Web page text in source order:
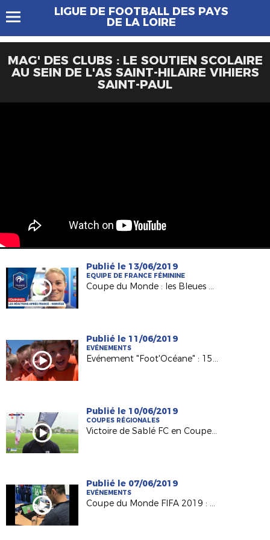
LIGUE DE FOOTBALL DES PAYS
DE LA LOIRE
MAG' DES CLUBS : LE SOUTIEN SCOLAIRE
AU SEIN DE L'AS SAINT-HILAIRE VIHIERS
SAINT-PAUL
Publié le 13/06/2019
EQUIPE DE FRANCE FÉMININE
Coupe du Monde : les Bleues dominent la Norvège !
Publié le 11/06/2019
EVÉNEMENTS
Evénement "Foot'Océane" : 15e édition en vue !
Publié le 10/06/2019
COUPES RÉGIONALES
Victoire de Sablé FC en Coupe Pays de la Loire OMR
Publié le 07/06/2019
EVÉNEMENTS
Coupe du Monde FIFA 2019 : Grégoire Sorin (CTR) au service des Bleues !